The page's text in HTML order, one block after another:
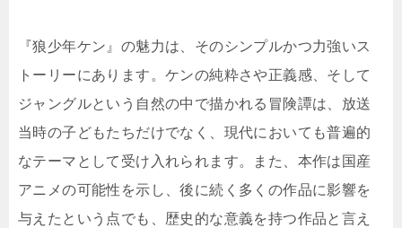
『狼少年ケン』の魅力は、そのシンプルかつ力強いス
トーリーにあります。ケンの純粋さや正義感、そして
ジャングルという自然の中で描かれる冒険譚は、放送
当時の子どもたちだけでなく、現代においても普遍的
なテーマとして受け入れられます。また、本作は国産
アニメの可能性を示し、後に続く多くの作品に影響を
与えたという点でも、歴史的な意義を持つ作品と言え